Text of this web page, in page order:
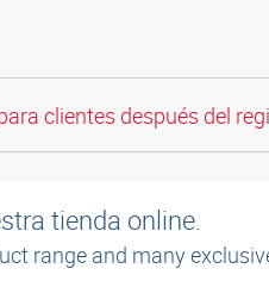
clientes después del
tienda online.
range and many